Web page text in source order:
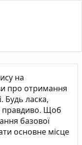
на
про отримання
Будь ласка,
правдиво. Щоб
базової
основне місце